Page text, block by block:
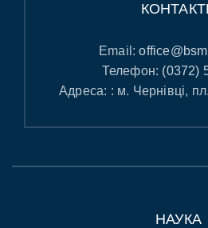
Email:
Телефон: (0372)
Адреса: : м. Чернівці,
НАУКА